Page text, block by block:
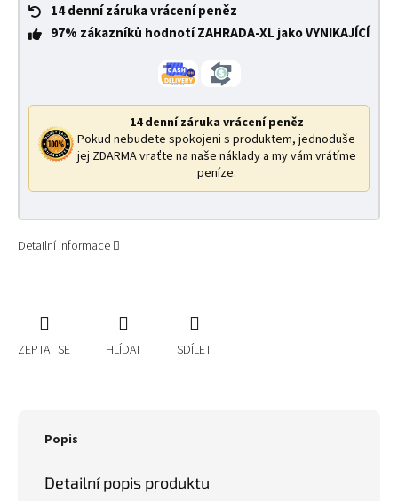
14 denní záruka vrácení peněz
97% zákazníků hodnotí ZAHRADA-XL jako VYNIKAJÍCÍ
14 denní záruka vrácení peněz
Pokud nebudete spokojeni s produktem, jednoduše
jej ZDARMA vraťte na naše náklady a my vám vrátíme
peníze.
Detailní informace
ZEPTAT SE HLÍDAT SDÍLET
Popis
Detailní popis produktu